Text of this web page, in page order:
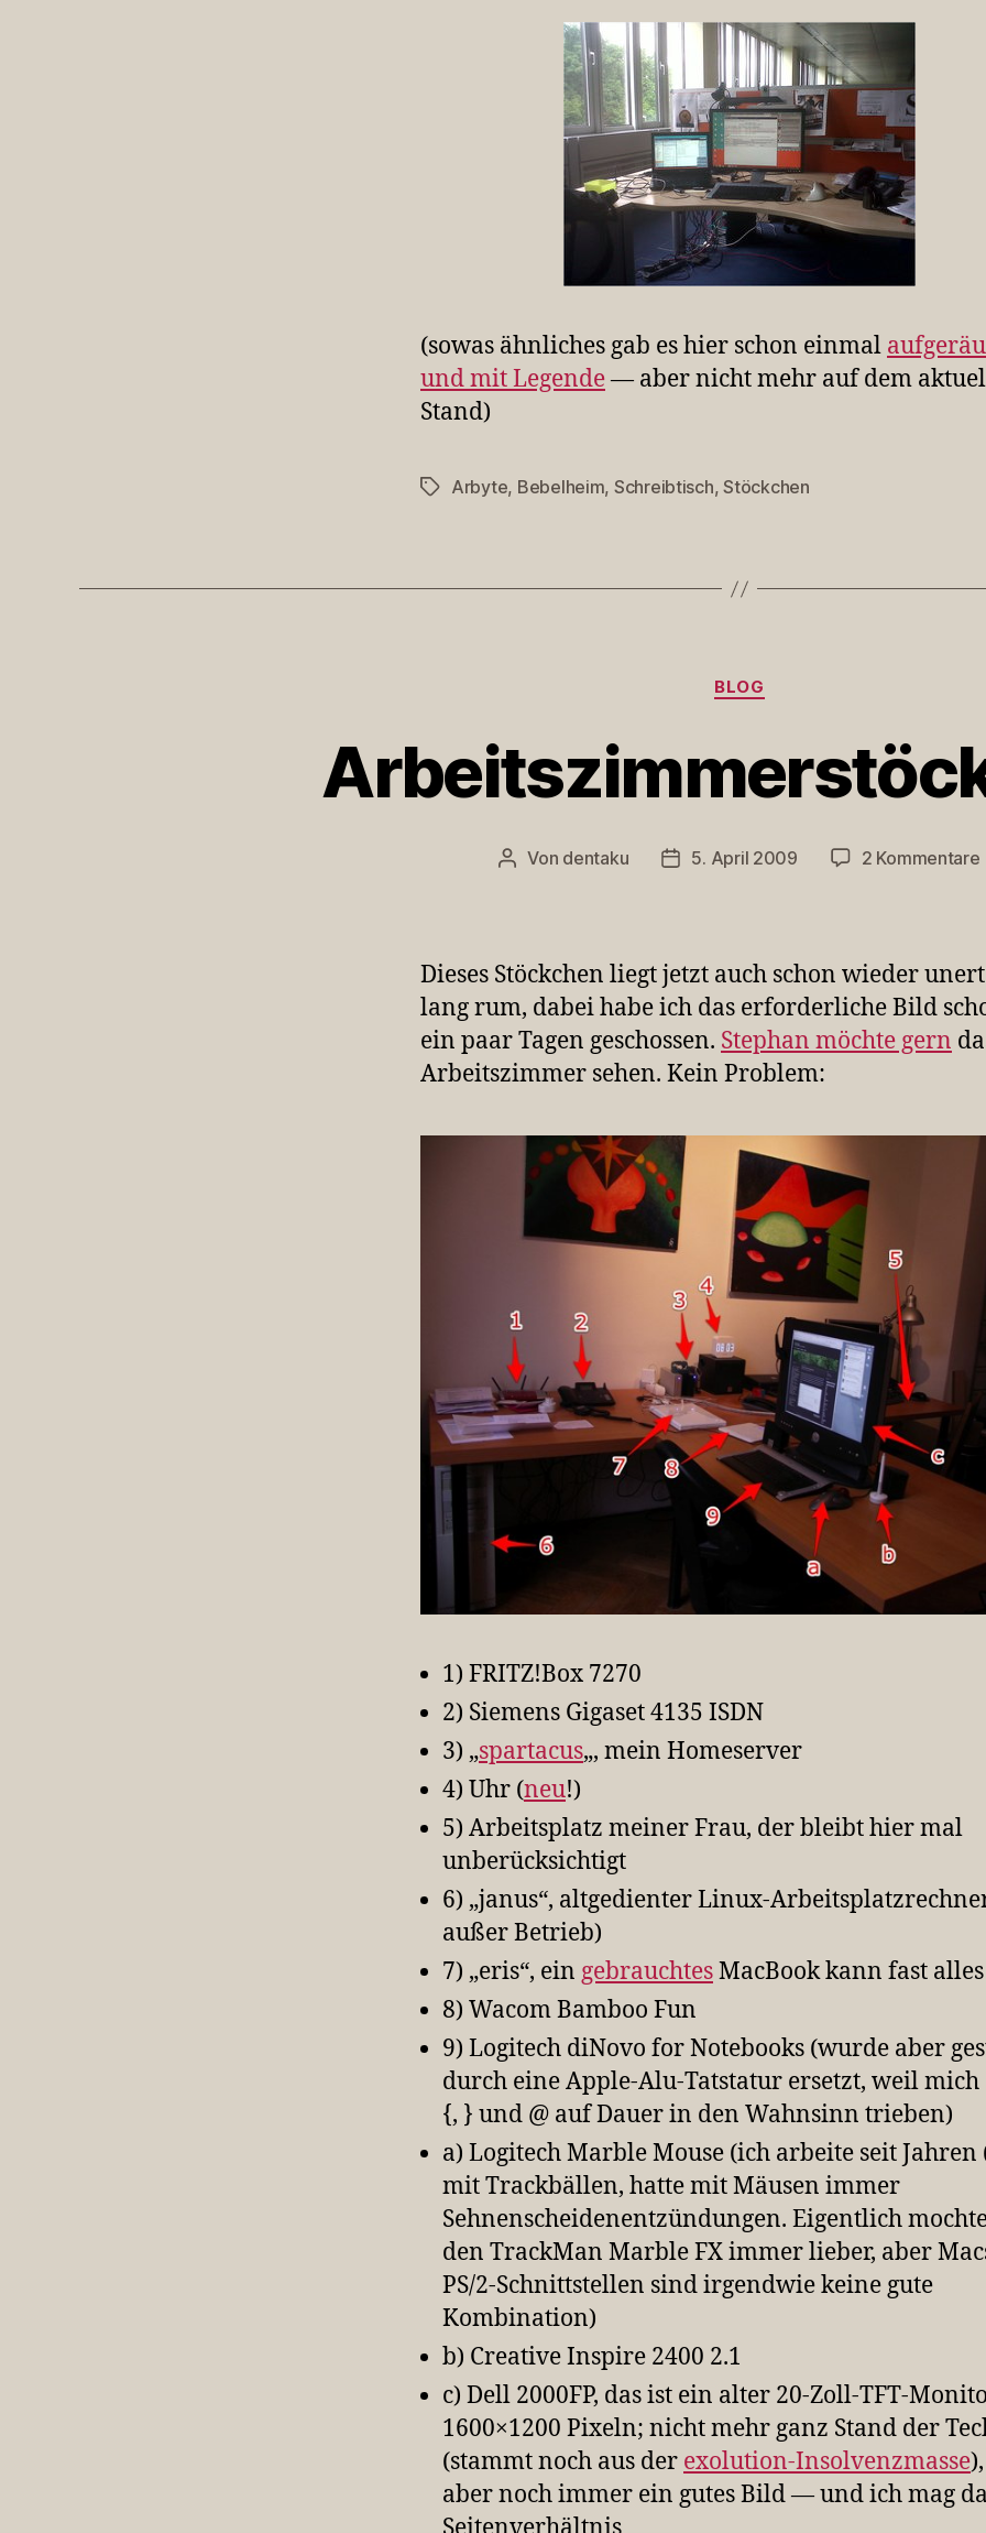
(sowas ähnliches gab es hier schon einmal
und mit Legende— aber nicht mehr auf dem
Stand)
Schlagwörter
Arbyte, Bebelheim, Schreibtisch,Stöckchen
Kategorien
BLOG
Beitragsautor
Von dentaku Veröffentlichungsdatum
5. April 2009 2 Kommentare
Dieses Stöckchen liegt jetzt auch schon wieder
lang rum, dabei habe ich das erforderliche Bild
ein paar Tagen geschossen. Stephan möchte gern
Arbeitszimmer sehen. Kein Problem:
1) FRITZ!Box 7270
2) Siemens Gigaset 4135 ISDN
3) „spartacus„, mein Homeserver
4) Uhr (neu!)
5) Arbeitsplatz meiner Frau, der bleibt hier mal
unberücksichtigt
6) „janus“, altgedienter Linux-
außer Betrieb)
7) „eris“, ein gebrauchtesMacBook kann fast
8) Wacom Bamboo Fun
9) Logitech diNovo for Notebooks (wurde aber
durch eine Apple-Alu-Tatstatur ersetzt, weil
{, } und @ auf Dauer in den Wahnsinn trieben)
a) Logitech Marble Mouse (ich arbeite seit Jahren
mit Trackbällen, hatte mit Mäusen immer
Sehnenscheidenentzündungen. Eigentlich
den TrackMan Marble FX immer lieber, aber
PS/2-Schnittstellen sind irgendwie keine gute
Kombination)
b) Creative Inspire 2400 2.1
c) Dell 2000FP, das ist ein alter 20-Zoll-TFT-
1600×1200 Pixeln; nicht mehr ganz Stand der
(stammt noch aus der exolution-Insolvenzmasse
aber noch immer ein gutes Bild — und ich mag